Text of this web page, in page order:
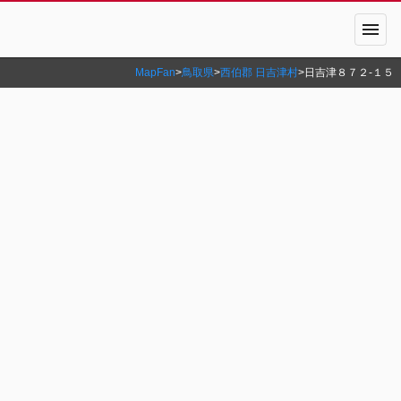
menu
MapFan>鳥取県>西伯郡 日吉津村>日吉津８７２‐１５